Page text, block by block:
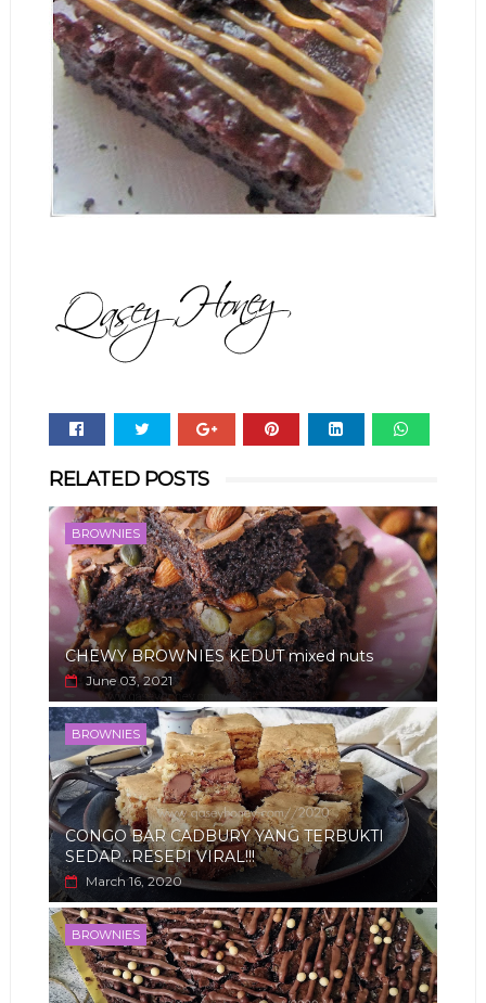
RELATED POSTS
BROWNIES
CHEWY BROWNIES KEDUT mixed nuts
June 03, 2021
BROWNIES
CONGO BAR CADBURY YANG TERBUKTI
SEDAP...RESEPI VIRAL!!!
March 16, 2020
BROWNIES